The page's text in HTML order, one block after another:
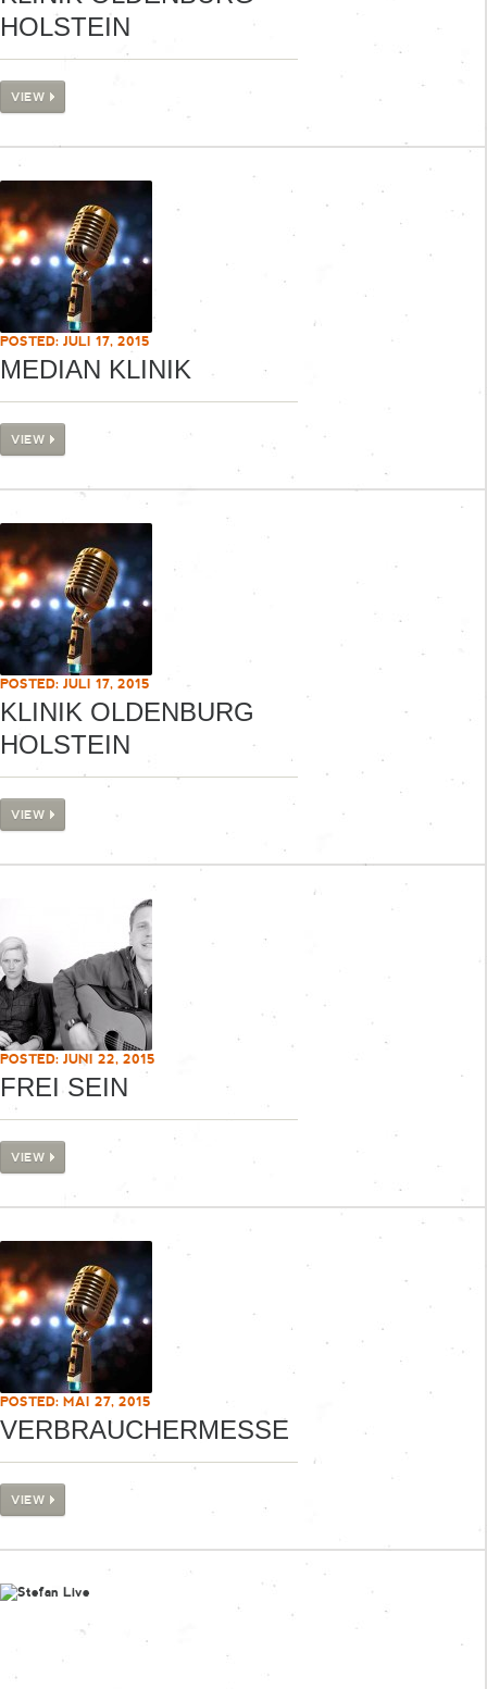
HOLSTEIN
VIEW
POSTED: JULI 17, 2015
MEDIAN KLINIK
VIEW
POSTED: JULI 17, 2015
KLINIK OLDENBURG
HOLSTEIN
VIEW
POSTED: JUNI 22, 2015
FREI SEIN
VIEW
POSTED: MAI 27, 2015
VERBRAUCHERMESSE
VIEW